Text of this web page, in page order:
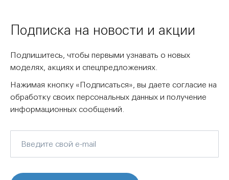
Подписка на новости и акции
Подпишитесь, чтобы первыми узнавать о новых
моделях, акциях и спецпредложениях.
Нажимая кнопку «Подписаться», вы даете согласие на
обработку своих персональных данных и получение
информационных сообщений.